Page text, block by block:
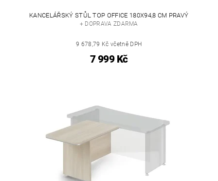
KANCELÁŘSKÝ STŮL TOP OFFICE 180X94,8 CM PRAVÝ
+ DOPRAVA ZDARMA
9 678,79 Kč včetně DPH
7 999 Kč